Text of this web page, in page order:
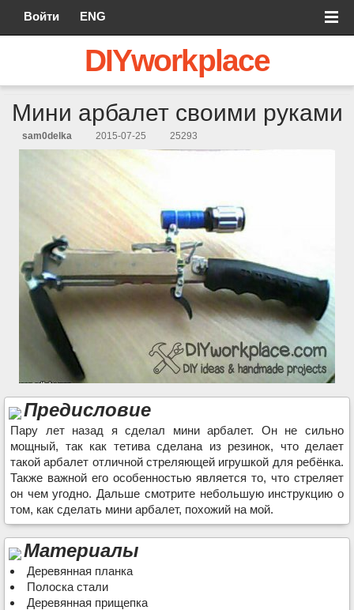
Войти ENG
DIYworkplace
Мини арбалет своими руками
sam0delka 2015-07-25 25293
Предисловие
Пару лет назад я сделал мини арбалет. Он не сильно
мощный, так как тетива сделана из резинок, что делает
такой арбалет отличной стреляющей игрушкой для ребёнка.
Также важной его особенностью является то, что стреляет
он чем угодно. Дальше смотрите небольшую инструкцию о
том, как сделать мини арбалет, похожий на мой.
Материалы
Деревянная планка
Полоска стали
Деревянная прищепка